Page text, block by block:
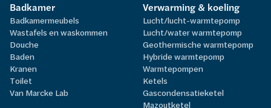
Badkamer
Badkamermeubels
Wastafels en waskommen
Douche
Baden
Kranen
Toilet
Van Marcke Lab
Verwarming & koeling
Lucht/lucht-warmtepomp
Lucht/water warmtepomp
Geothermische warmtepomp
Hybride warmtepomp
Warmtepompen
Ketels
Gascondensatieketel
Mazoutketel